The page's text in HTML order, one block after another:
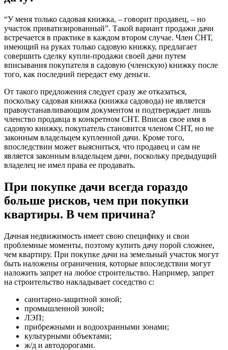
“У меня только садовая книжка, – говорит продавец, – но
участок приватизированный”. Такой вариант продажи дачи
встречается в практике в каждом втором случае. Член СНТ,
имеющий на руках только садовую книжку, предлагает
совершить сделку купли-продажи своей дачи путем
вписывания покупателя в садовую (членскую) книжку после
того, как последний передаст ему деньги.
От такого предложения следует сразу же отказаться,
поскольку садовая книжка (книжка садовода) не является
правоустанавливающим документом и подтверждает лишь
членство продавца в конкретном СНТ. Вписав свое имя в
садовую книжку, покупатель становится членом СНТ, но не
законным владельцем купленной дачи. Кроме того,
впоследствии может выясниться, что продавец и сам не
является законным владельцем дачи, поскольку предыдущий
владелец не имел права ее продавать.
При покупке дачи всегда гораздо
больше рисков, чем при покупки
квартиры. В чем причина?
Дачная недвижимость имеет свою специфику и свои
проблемные моменты, поэтому купить дачу порой сложнее,
чем квартиру. При покупке дачи на земельный участок могут
быть наложены ограничения, которые впоследствии могут
наложить запрет на любое строительство. Например, запрет
на строительство накладывает соседство с:
санитарно-защитной зоной;
промышленной зоной;
ЛЭП;
прибрежными и водоохранными зонами;
культурными объектами;
ж/д и автодорогами.